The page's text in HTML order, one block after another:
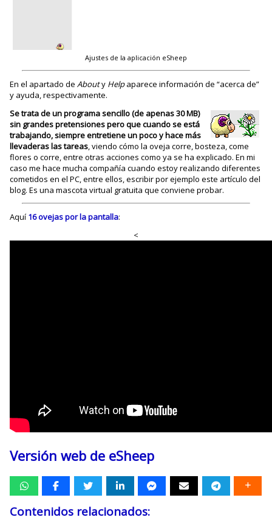
Ajustes de la aplicación eSheep
En el apartado deAbouty Helpaparece información de “acerca de”
y ayuda, respectivamente.
Se trata de un programa sencillo (de apenas 30 MB)
sin grandes pretensiones pero que cuando se está
trabajando, siempre entretiene un poco y hace más
llevaderas las tareas , viendo cómo la oveja corre, bosteza, come
flores o corre, entre otras acciones como ya se ha explicado. En mi
caso me hace mucha compañía cuando estoy realizando diferentes
cometidos en el PC, entre ellos, escribir por ejemplo este artículo del
blog. Es una mascota virtual gratuita que conviene probar.
Aquí 16 ovejas por la pantalla:
<
Versión web de eSheep
Contenidos relacionados: